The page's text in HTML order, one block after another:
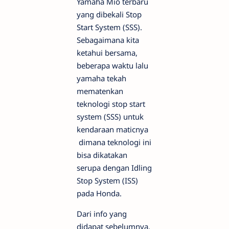
yang dibekali Stop
Start System (SSS).
Sebagaimana kita
ketahui bersama,
beberapa waktu lalu
yamaha tekah
mematenkan
teknologi stop start
system (SSS) untuk
kendaraan maticnya
dimana teknologi ini
bisa dikatakan
serupa dengan Idling
Stop System (ISS)
pada Honda.
Dari info yang
didapat sebelumnya,